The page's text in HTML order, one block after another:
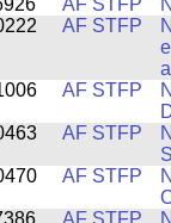
AF STFP
AF STFP
AF STFP
AF STFP
AF STFP
AF STFP